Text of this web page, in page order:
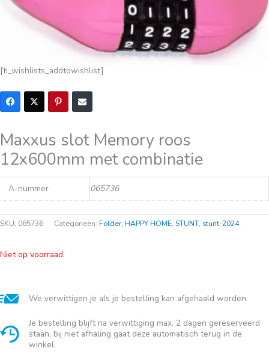
[ti_wishlists_addtowishlist]
Maxxus slot Memory roos
12x600mm met combinatie
A-nummer 065736
SKU: 065736 Categorieën: Folder, HAPPY HOME, STUNT, stunt-2024
Niet op voorraad
We verwittigen je als je bestelling kan afgehaald worden.
Je bestelling blijft na verwittiging max. 2 dagen gereserveerd
staan, bij niet afhaling gaat deze automatisch terug in de
winkel.